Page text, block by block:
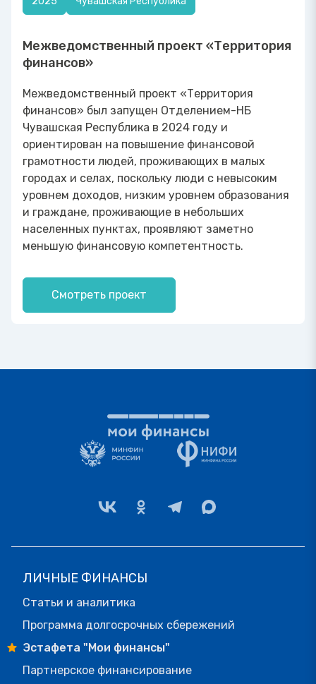
Межведомственный проект «Территория
финансов»
Межведомственный проект «Территория
финансов» был запущен Отделением-НБ
Чувашская Республика в 2024 году и
ориентирован на повышение финансовой
грамотности людей, проживающих в малых
городах и селах, поскольку люди с невысоким
уровнем доходов, низким уровнем образования
и граждане, проживающие в небольших
населенных пунктах, проявляют заметно
меньшую финансовую компетентность.
Смотреть проект
ЛИЧНЫЕ ФИНАНСЫ
Статьи и аналитика
Программа долгосрочных сбережений
Эстафета "Мои финансы"
Партнерское финансирование